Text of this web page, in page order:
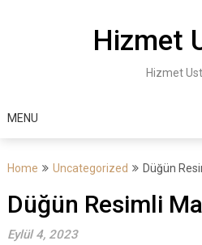
Hizmet
Hizmet
MENU
Home Uncategorized Düğün
Düğün Resimli
Eylül 4, 2023